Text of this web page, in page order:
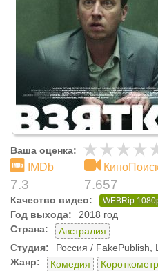
Ваша оценка:
IMDb
7.3 7.657
Качество видео: WEBRip
Год выхода:
2018 год
Страна:
Австралия
Студия:
Россия / FakePublish,
Жанр:
Комедия